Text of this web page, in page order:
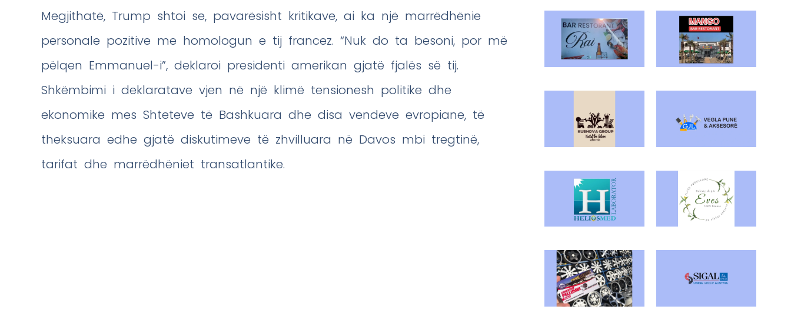
Megjithatë, Trump shtoi se, pavarësisht kritikave, ai ka një marrëdhënie
personale pozitive me homologun e tij francez. “Nuk do ta besoni, por më
pëlqen Emmanuel-i”, deklaroi presidenti amerikan gjatë fjalës së tij.
Shkëmbimi i deklaratave vjen në një klimë tensionesh politike dhe
ekonomike mes Shteteve të Bashkuara dhe disa vendeve evropiane, të
theksuara edhe gjatë diskutimeve të zhvilluara në Davos mbi tregtinë,
tarifat dhe marrëdhëniet transatlantike.